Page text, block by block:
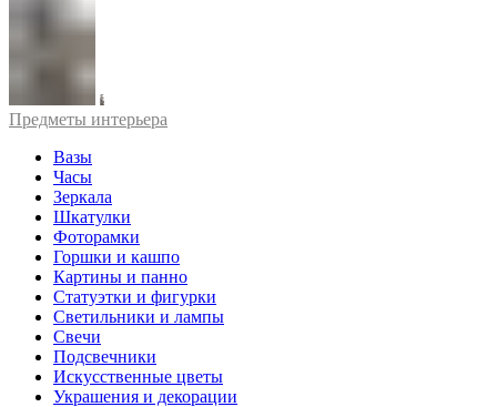
Предметы интерьера
Вазы
Часы
Зеркала
Шкатулки
Фоторамки
Горшки и кашпо
Картины и панно
Статуэтки и фигурки
Светильники и лампы
Свечи
Подсвечники
Искусственные цветы
Украшения и декорации